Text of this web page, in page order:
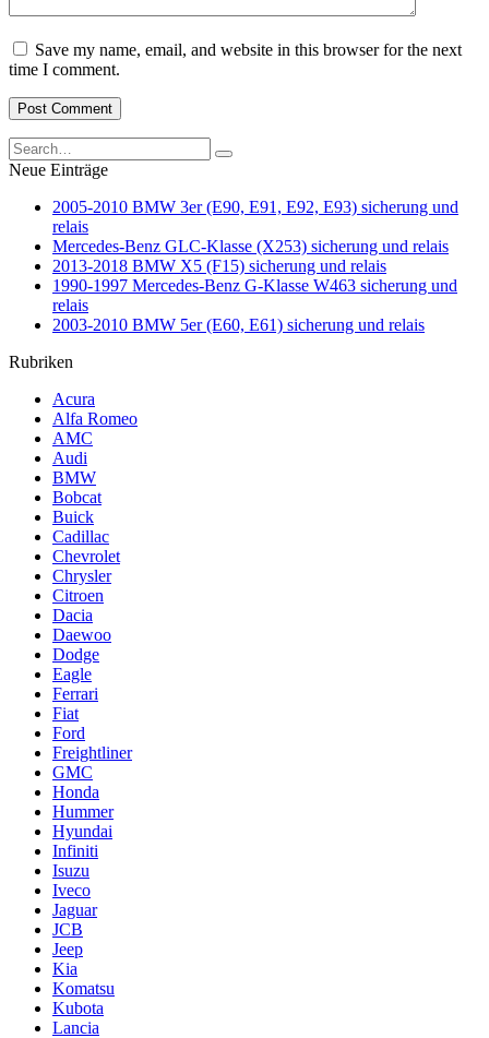
Save my name, email, and website in this browser for the next
time I comment.
Search
for:
Neue Einträge
2005-2010 BMW 3er (E90, E91, E92, E93) sicherung und
relais
Mercedes-Benz GLC-Klasse (X253) sicherung und relais
2013-2018 BMW X5 (F15) sicherung und relais
1990-1997 Mercedes-Benz G-Klasse W463 sicherung und
relais
2003-2010 BMW 5er (E60, E61) sicherung und relais
Rubriken
Acura
Alfa Romeo
AMC
Audi
BMW
Bobcat
Buick
Cadillac
Chevrolet
Chrysler
Citroen
Dacia
Daewoo
Dodge
Eagle
Ferrari
Fiat
Ford
Freightliner
GMC
Honda
Hummer
Hyundai
Infiniti
Isuzu
Iveco
Jaguar
JCB
Jeep
Kia
Komatsu
Kubota
Lancia